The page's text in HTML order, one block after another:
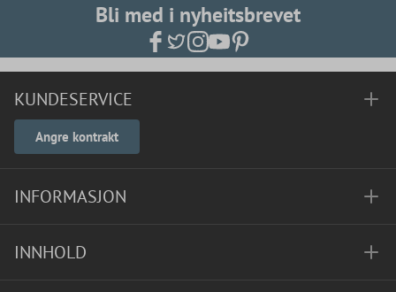
Bli med i nyheitsbrevet
KUNDESERVICE
Angre kontrakt
INFORMASJON
INNHOLD